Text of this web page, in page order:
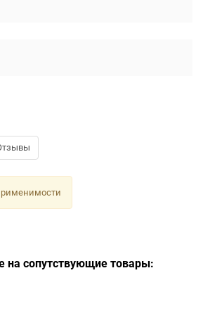
на сопутствующие товары: